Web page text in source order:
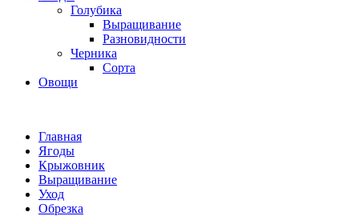
Голубика
Выращивание
Разновидности
Черника
Сорта
Овощи
Главная
Ягоды
Крыжовник
Выращивание
Уход
Обрезка